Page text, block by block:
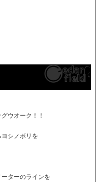
ウオーク！！
シノボリを
ターのラインを